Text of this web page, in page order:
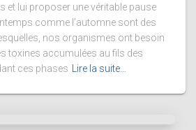
et lui proposer une véritable pause
comme l’automne sont des
nos organismes ont besoin
toxines accumulées au fils des
ces phases
Lire la suite…